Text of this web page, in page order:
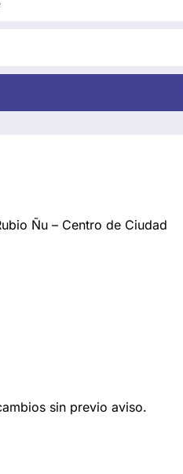
Ñu – Centro de Ciudad
sin previo aviso.